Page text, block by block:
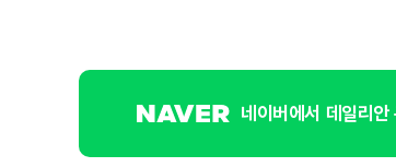
네이버에서 데일리안